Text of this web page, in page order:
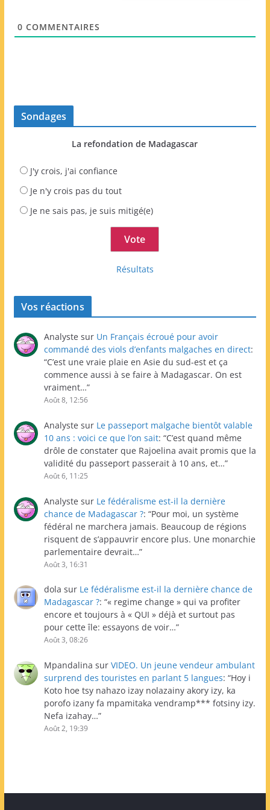
0 COMMENTAIRES
Sondages
La refondation de Madagascar
J'y crois, j'ai confiance
Je n'y crois pas du tout
Je ne sais pas, je suis mitigé(e)
Résultats
Vos réactions
Analyste sur Un Français écroué pour avoir
commandé des viols d’enfants malgaches en direct:
“C’est une vraie plaie en Asie du sud-est et ça
commence aussi à se faire à Madagascar. On est
vraiment…”
Août 8, 12:56
Analyste sur Le passeport malgache bientôt valable
10 ans : voici ce que l’on sait: “C’est quand même
drôle de constater que Rajoelina avait promis que la
validité du passeport passerait à 10 ans, et…”
Août 6, 11:25
Analyste sur Le fédéralisme est-il la dernière
chance de Madagascar ?: “Pour moi, un système
fédéral ne marchera jamais. Beaucoup de régions
risquent de s’appauvrir encore plus. Une monarchie
parlementaire devrait…”
Août 3, 16:31
dola sur Le fédéralisme est-il la dernière chance de
Madagascar ?: “« regime change » qui va profiter
encore et toujours à « QUI » déjà et surtout pas
pour cette île: essayons de voir…”
Août 3, 08:26
Mpandalina sur VIDEO. Un jeune vendeur ambulant
surprend des touristes en parlant 5 langues: “Hoy i
Koto hoe tsy nahazo izay nolazainy akory izy, ka
porofo izany fa mpamitaka vendramp*** fotsiny izy.
Nefa izahay…”
Août 2, 19:39